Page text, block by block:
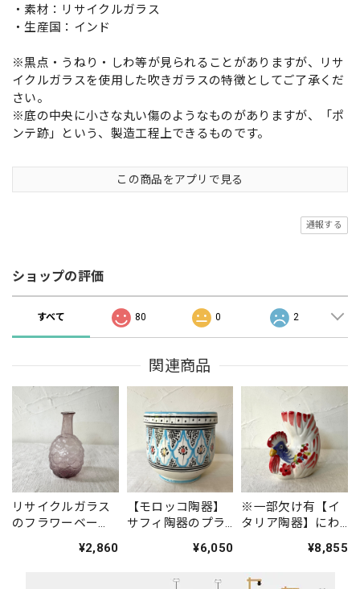
・素材：リサイクルガラス
・生産国：インド
※黒点・うねり・しわ等が見られることがありますが、リサ
イクルガラスを使用した吹きガラスの特徴としてご了承くだ
さい。
※底の中央に小さな丸い傷のようなものがありますが、「ポ
ンテ跡」という、製造工程上できるものです。
この商品をアプリで見る
通報する
ショップの評価
すべて 80 0 2
関連商品
リサイクルガラス
のフラワーベー
¥2,860
【モロッコ陶器】
サフィ陶器のプラ
¥6,050
※一部欠け有【イ
タリア陶器】にわ
¥8,855